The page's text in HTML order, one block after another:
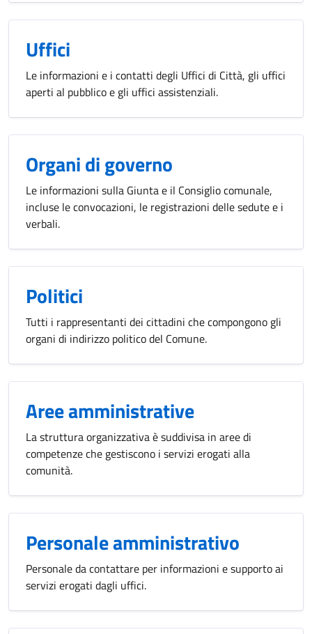
Uffici
Le informazioni e i contatti degli Uffici di Città, gli uffici
aperti al pubblico e gli uffici assistenziali.
Organi di governo
Le informazioni sulla Giunta e il Consiglio comunale,
incluse le convocazioni, le registrazioni delle sedute e i
verbali.
Politici
Tutti i rappresentanti dei cittadini che compongono gli
organi di indirizzo politico del Comune.
Aree amministrative
La struttura organizzativa è suddivisa in aree di
competenze che gestiscono i servizi erogati alla
comunità.
Personale amministrativo
Personale da contattare per informazioni e supporto ai
servizi erogati dagli uffici.